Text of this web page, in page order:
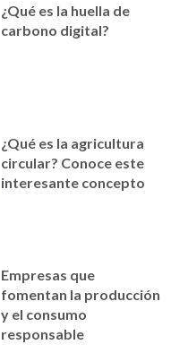
¿Qué es la huella de
carbono digital?
¿Qué es la agricultura
circular? Conoce este
interesante concepto
Empresas que
fomentan la producción
y el consumo
responsable